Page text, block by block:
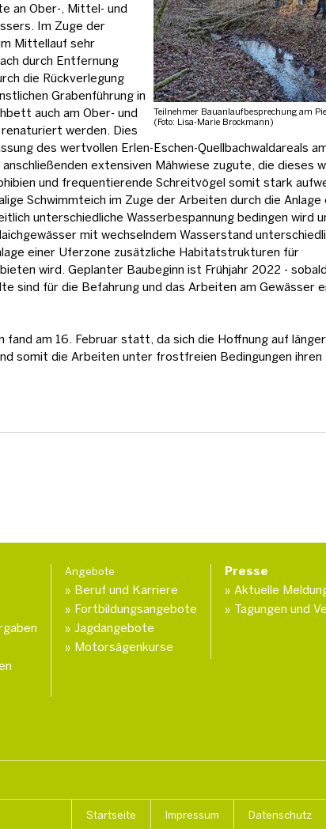
Teilnehmer Bauanlaufbesprechung am
(Foto: Lisa-Marie Brockmann)
an Ober-, Mittel- und
Im Zuge der
Mittellauf sehr
durch Entfernung
die Rückverlegung
Grabenführung in
auch am Ober- und
werden. Dies
des wertvollen Erlen-Eschen-Quellbachwaldareals
anschließenden extensiven Mähwiese zugute, die dieses
und frequentierende Schreitvögel somit stark
Schwimmteich im Zuge der Arbeiten durch die Anlage
unterschiedliche Wasserbespannung bedingen wird
mit wechselndem Wasserstand
einer Uferzone zusätzliche Habitatstrukturen für
wird. Geplanter Baubeginn ist Frühjahr 2022 -
sind für die Befahrung und das Arbeiten am Gewässer
fand am 16. Februar statt, da sich die Hoffnung auf
somit die Arbeiten unter frostfreien Bedingungen ihren
Angebote
Beruf und Karriere
Fortbildungsangebote
Jagdangebote
Motorsägenkurse
Presse
Aktuelle
Tagungen und
Startseite Impressum Datenschutz